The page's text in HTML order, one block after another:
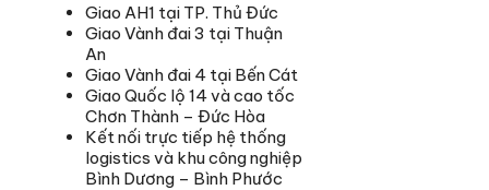
Giao AH1 tại TP. Thủ Đức
Giao Vành đai 3 tại Thuận
An
Giao Vành đai 4 tại Bến Cát
Giao Quốc lộ 14 và cao tốc
Chơn Thành – Đức Hòa
Kết nối trực tiếp hệ thống
logistics và khu công nghiệp
Bình Dương – Bình Phước